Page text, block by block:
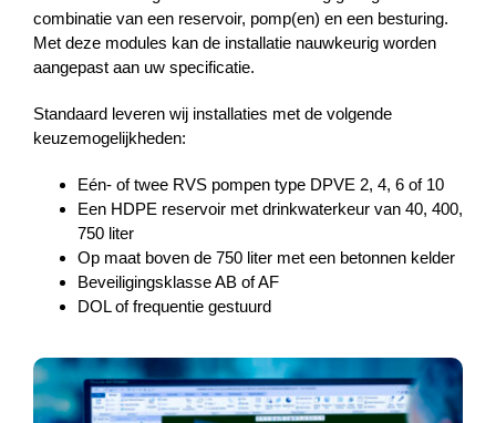
combinatie van een reservoir, pomp(en) en een besturing.
Met deze modules kan de installatie nauwkeurig worden
aangepast aan uw specificatie.
Standaard leveren wij installaties met de volgende
keuzemogelijkheden:
Eén- of twee RVS pompen type DPVE 2, 4, 6 of 10
Een HDPE reservoir met drinkwaterkeur van 40, 400,
750 liter
Op maat boven de 750 liter met een betonnen kelder
Beveiligingsklasse AB of AF
DOL of frequentie gestuurd